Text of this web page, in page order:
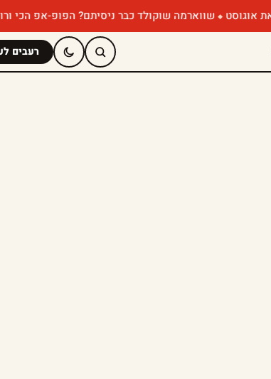
שווארמה שוקולד כבר ניסיתם? הפופ-אפ הכי ורוד
רעבים